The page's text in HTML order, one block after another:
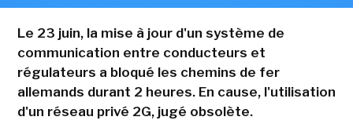
Le 23 juin, la mise à jour d'un système de
communication entre conducteurs et
régulateurs a bloqué les chemins de fer
allemands durant 2 heures. En cause, l'utilisation
d'un réseau privé 2G, jugé obsolète.